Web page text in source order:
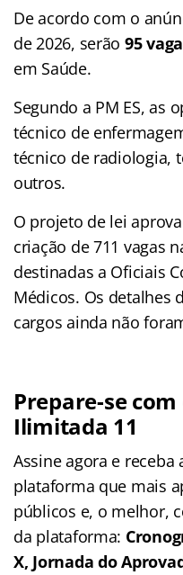
De acordo com o
de 2026, serão 95
em Saúde.
Segundo a PM ES, as
técnico de
técnico de radiologia,
outros.
O projeto de lei
criação de 711 vagas
destinadas a Oficiais
Médicos. Os detalhes
cargos ainda não
Prepare-se
Ilimitada 11
Assine agora e receba
plataforma que mais
públicos e, o melhor,
da plataforma:
X, Jornada do